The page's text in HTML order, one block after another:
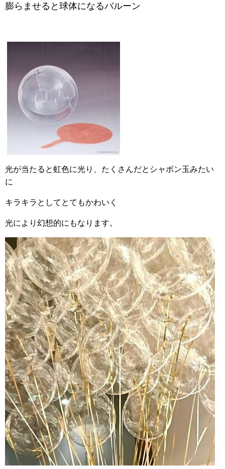
膨らませると球体になるバルーン
光が当たると虹色に光り、たくさんだとシャボン玉みたい
に
キラキラとしてとてもかわいく
光により幻想的にもなります。